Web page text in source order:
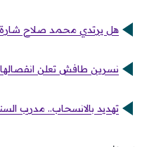
هل يرتدي محمد صلاح
نسرين طافش تعلن
تهديد بالانسحاب.. مدرب